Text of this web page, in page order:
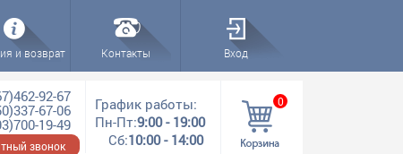
и возврат Контакты Вход
92-67
67-06
19-49
звонок
График работы:
Пн-Пт:9:00 - 19:00
Сб:10:00 - 14:00
0